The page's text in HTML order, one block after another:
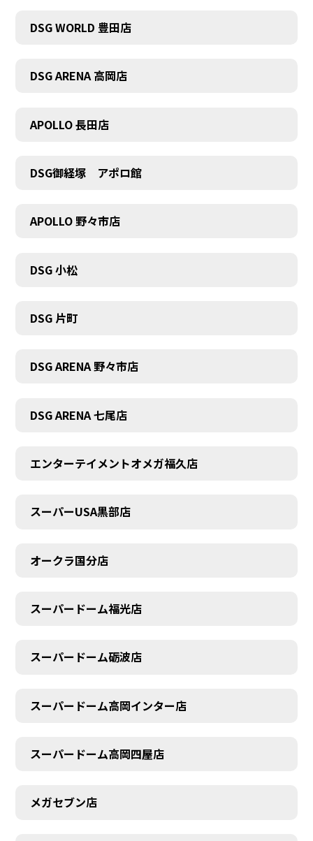
DSG WORLD 豊田店
DSG ARENA 高岡店
APOLLO 長田店
DSG御経塚 アポロ館
APOLLO 野々市店
DSG 小松
DSG 片町
DSG ARENA 野々市店
DSG ARENA 七尾店
エンターテイメントオメガ福久店
スーパーUSA黒部店
オークラ国分店
スーパードーム福光店
スーパードーム砺波店
スーパードーム高岡インター店
スーパードーム高岡四屋店
メガセブン店